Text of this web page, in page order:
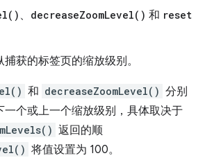
) 、 decreaseZoomLevel( ) 和 reset
获的标签页的缩放级别。
和 decreaseZoomLevel() 分别
一个或上一个缩放级别，具体取决于
返回的顺
将值设置为 100。